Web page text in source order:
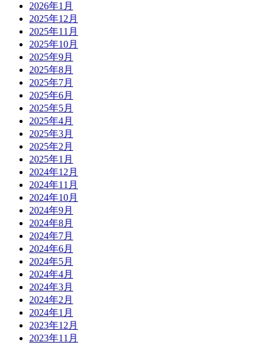
2026年1月
2025年12月
2025年11月
2025年10月
2025年9月
2025年8月
2025年7月
2025年6月
2025年5月
2025年4月
2025年3月
2025年2月
2025年1月
2024年12月
2024年11月
2024年10月
2024年9月
2024年8月
2024年7月
2024年6月
2024年5月
2024年4月
2024年3月
2024年2月
2024年1月
2023年12月
2023年11月